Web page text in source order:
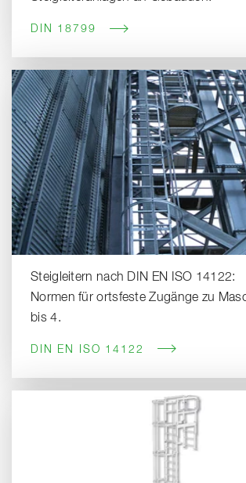
DIN 18799
Steigleitern nach DIN EN ISO 14122:
Normen für ortsfeste Zugänge zu
bis 4.
DIN EN ISO 14122